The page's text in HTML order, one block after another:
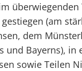
überwiegenden
(am
dem
und Bayerns), in
sowie Teilen